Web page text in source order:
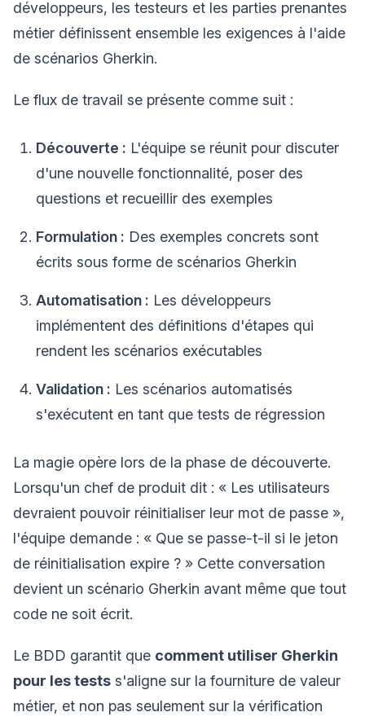
développeurs, les testeurs et les parties prenantes
métier définissent ensemble les exigences à l'aide
de scénarios Gherkin.
Le flux de travail se présente comme suit :
Découverte : L'équipe se réunit pour discuter
d'une nouvelle fonctionnalité, poser des
questions et recueillir des exemples
Formulation : Des exemples concrets sont
écrits sous forme de scénarios Gherkin
Automatisation : Les développeurs
implémentent des définitions d'étapes qui
rendent les scénarios exécutables
Validation : Les scénarios automatisés
s'exécutent en tant que tests de régression
La magie opère lors de la phase de découverte.
Lorsqu'un chef de produit dit : « Les utilisateurs
devraient pouvoir réinitialiser leur mot de passe »,
l'équipe demande : « Que se passe-t-il si le jeton
de réinitialisation expire ? » Cette conversation
devient un scénario Gherkin avant même que tout
code ne soit écrit.
Le BDD garantit que comment utiliser Gherkin
pour les tests s'aligne sur la fourniture de valeur
métier, et non pas seulement sur la vérification